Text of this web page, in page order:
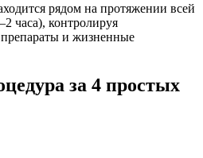
рядом на протяжении всей
часа), контролируя
и жизненные
за 4 простых